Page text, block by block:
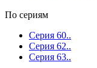
По сериям
Серия 60..
Серия 62..
Серия 63..